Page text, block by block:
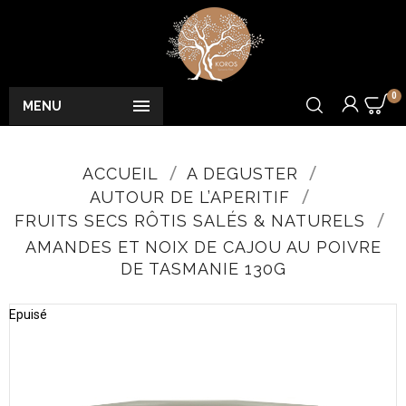

MENU
0
ACCUEIL
A DEGUSTER
AUTOUR DE L’APERITIF
FRUITS SECS RÔTIS SALÉS & NATURELS
AMANDES ET NOIX DE CAJOU AU POIVRE
DE TASMANIE 130G
Epuisé